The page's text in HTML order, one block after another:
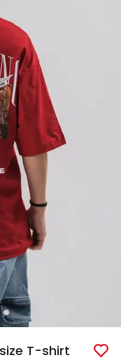
T-shirt